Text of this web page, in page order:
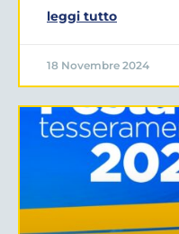
leggi tutto
18 Novembre 2024